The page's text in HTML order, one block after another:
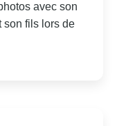
avec son
son fils lors de